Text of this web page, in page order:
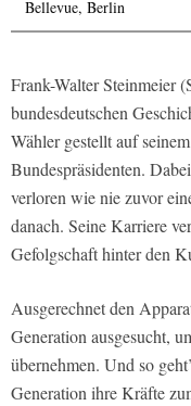
Bellevue, Berlin
Frank-Walter Steinmeier
bundesdeutschen
Wähler gestellt auf
Bundespräsidenten.
verloren wie nie zuvor
danach. Seine Karriere
Gefolgschaft hinter den
Ausgerechnet den
Generation ausgesucht,
übernehmen. Und so
Generation ihre Kräfte